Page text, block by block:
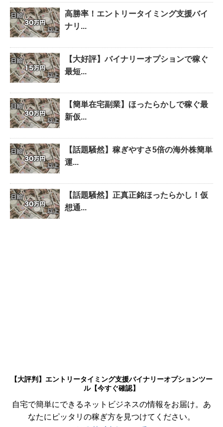
高勝率！エントリータイミング支援バイ
ナリ...
【大好評】バイナリーオプションで稼ぐ
最短...
【簡単在宅副業】ほったらかしで稼ぐ最
新仮...
【話題騒然】稼ぎやすさ5倍の海外株簡単
運...
【話題騒然】正真正銘ほったらかし！仮
想通...
【大評判】エントリータイミング支援バイナリーオプションツー
ル【今すぐ確認】
自宅で簡単にできるネットビジネスの情報をお届け。あ
なたにピッタリの稼ぎ方を見つけてください。